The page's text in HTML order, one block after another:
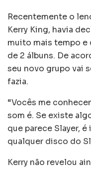
Recentemente o
Kerry King, havia
muito mais tempo e
de 2 álbuns. De
seu novo grupo vai
fazia.
“Vocês me
som é. Se existe
que parece Slayer,
qualquer disco do
Kerry não revelou